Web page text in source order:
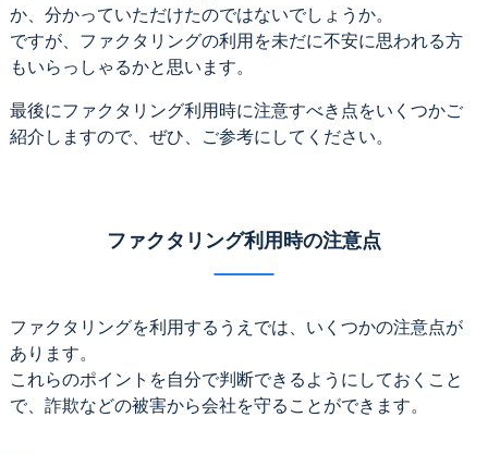
か、分かっていただけたのではないでしょうか。
ですが、ファクタリングの利用を未だに不安に思われる方
もいらっしゃるかと思います。
最後にファクタリング利用時に注意すべき点をいくつかご
紹介しますので、ぜひ、ご参考にしてください。
ファクタリング利用時の注意点
ファクタリングを利用するうえでは、いくつかの注意点が
あります。
これらのポイントを自分で判断できるようにしておくこと
で、詐欺などの被害から会社を守ることができます。